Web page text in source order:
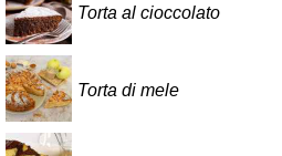
Torta al cioccolato
Torta di mele